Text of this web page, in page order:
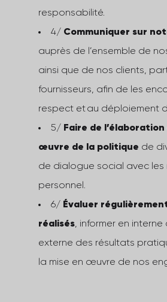
responsabilité.
4/ Communiquer sur
auprès de l’ensemble de
ainsi que de nos clients,
fournisseurs, afin de les
respect et au déploiement
5/ Faire de
œuvre de la politique de
de dialogue social avec les
personnel.
6/ Évaluer
réalisés, informer en interne
externe des résultats
la mise en œuvre de nos